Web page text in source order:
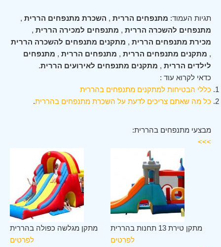
תגיות העמוד: מתנפחים הררית , השכרת מתנפחים הררית ,
מתנפחים להשכרה הררית , מתנפחים למכירה הררית ,
מכירת מתנפחים הררית , מתקנים מתנפחים להשכרה הררית
, מתקנים מתנפחים הררית , מתנפחים הררית , מתנפחים
לילדים הררית , מתקנים מתנפחים לאירועים הררית.
כדאי לקרוא עוד :
כללי הבטיחות למתקנים מתנפחים בהררית
כל מה שאתם צריכים לדעת על השכרת מתנפחים בהררית.
מבצעי מתנפחים בהררית:
>>>
מתקן מגלשה כפולה בהררית
לפרטים
מתקן טירת 13 תחנות בהררית
לפרטים